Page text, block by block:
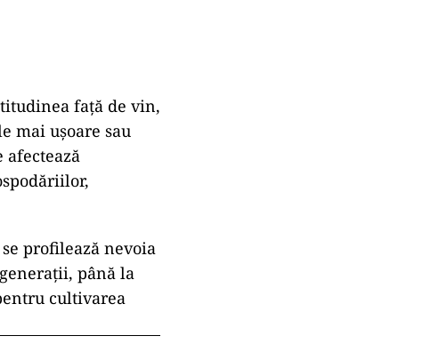
față de vin,
mai ușoare sau
profilează nevoia
până la
cultivarea